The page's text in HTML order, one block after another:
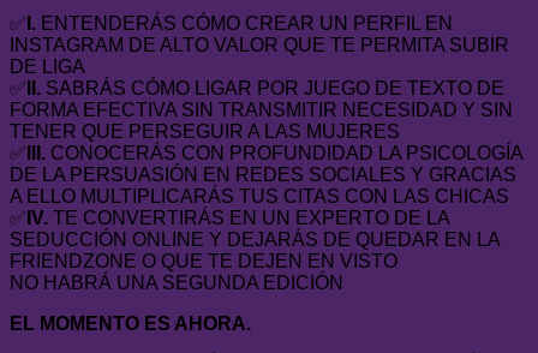
✅ I. ENTENDERÁS CÓMO CREAR UN PERFIL EN
INSTAGRAM DE ALTO VALOR QUE TE PERMITA SUBIR
DE LIGA
✅ II. SABRÁS CÓMO LIGAR POR JUEGO DE TEXTO DE
FORMA EFECTIVA SIN TRANSMITIR NECESIDAD Y SIN
TENER QUE PERSEGUIR A LAS MUJERES
✅ III. CONOCERÁS CON PROFUNDIDAD LA PSICOLOGÍA
DE LA PERSUASIÓN EN REDES SOCIALES Y GRACIAS
A ELLO MULTIPLICARÁS TUS CITAS CON LAS CHICAS
✅ IV. TE CONVERTIRÁS EN UN EXPERTO DE LA
SEDUCCIÓN ONLINE Y DEJARÁS DE QUEDAR EN LA
FRIENDZONE O QUE TE DEJEN EN VISTO
NO HABRÁ UNA SEGUNDA EDICIÓN
EL MOMENTO ES AHORA.